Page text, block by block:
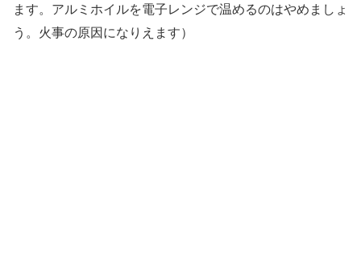
ます。アルミホイルを電子レンジで温めるのはやめましょ
う。火事の原因になりえます）